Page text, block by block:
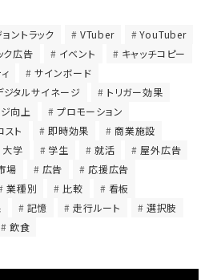
ントラック VTuber
YouTuber
ク広告 イベント
キャッチコピー
サインボード
ジタルサイネージ
トリガー効果
向上
プロモーション
スト 即時効果
商業施設
大学 学生 就活
屋外広告
場 広告
応援広告
業種別 比較
看板
記憶 走行ルート
選択肢
飲食